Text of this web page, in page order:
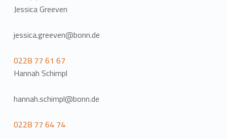
Jessica Greeven
jessica.greeven@bonn.de
0228 77 61 67
Hannah Schimpl
hannah.schimpl@bonn.de
0228 77 64 74
Zurück zur Hauptnavigation springen